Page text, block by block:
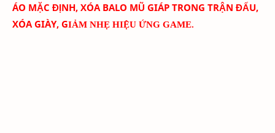
ÁO MẶC ĐỊNH, XÓA BALO MŨ GIÁP TRONG TRẬN ĐẤU,
XÓA GIÀY, GIẢM NHẸ HIỆU ỨNG GAME.